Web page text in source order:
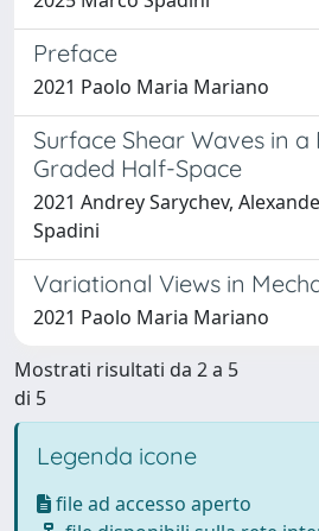
Preface
2021 Paolo Maria Mariano
Surface Shear Waves in
Graded Half-Space
2021 Andrey Sarychev,
Spadini
Variational Views in
2021 Paolo Maria Mariano
Mostrati risultati da 2 a 5
di 5
Legenda icone
file ad accesso aperto